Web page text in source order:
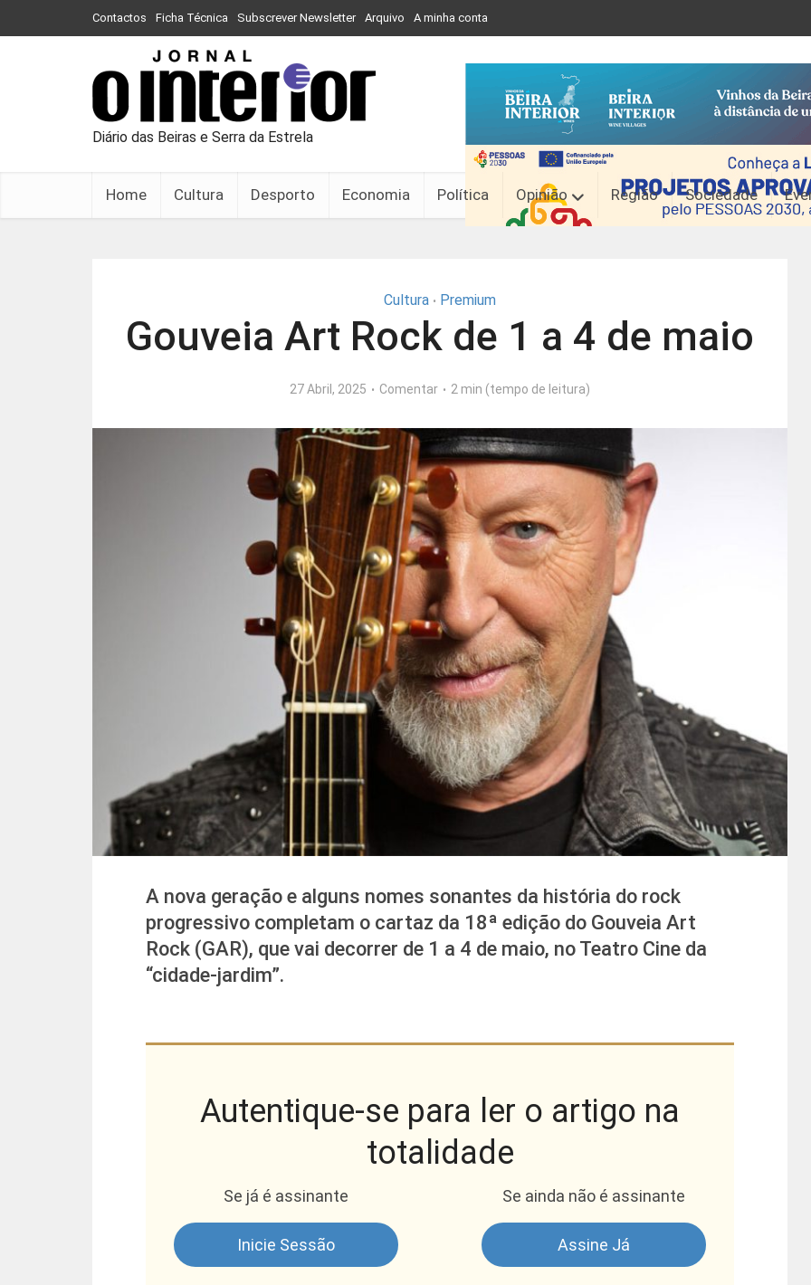
Contactos Ficha Técnica Subscrever Newsletter Arquivo A minha conta
Diário das Beiras e Serra da Estrela
Home Cultura Desporto Economia Política Opinião Região Sociedade
Cultura • Premium
Gouveia Art Rock de 1 a 4 de maio
27 Abril, 2025 Comentar 2 min (tempo de leitura)
A nova geração e alguns nomes sonantes da história do rock
progressivo completam o cartaz da 18ª edição do Gouveia Art
Rock (GAR), que vai decorrer de 1 a 4 de maio, no Teatro Cine da
“cidade-jardim”.
Autentique-se para ler o artigo na
totalidade
Se já é assinante
Inicie Sessão
Se ainda não é assinante
Assine Já